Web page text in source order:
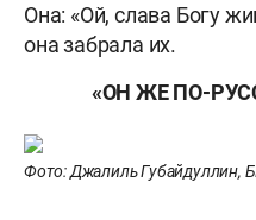
Она: «Ой, слава Богу
она забрала их.
«ОН ЖЕ ПО-
Фото: Джалиль Губайдуллин,